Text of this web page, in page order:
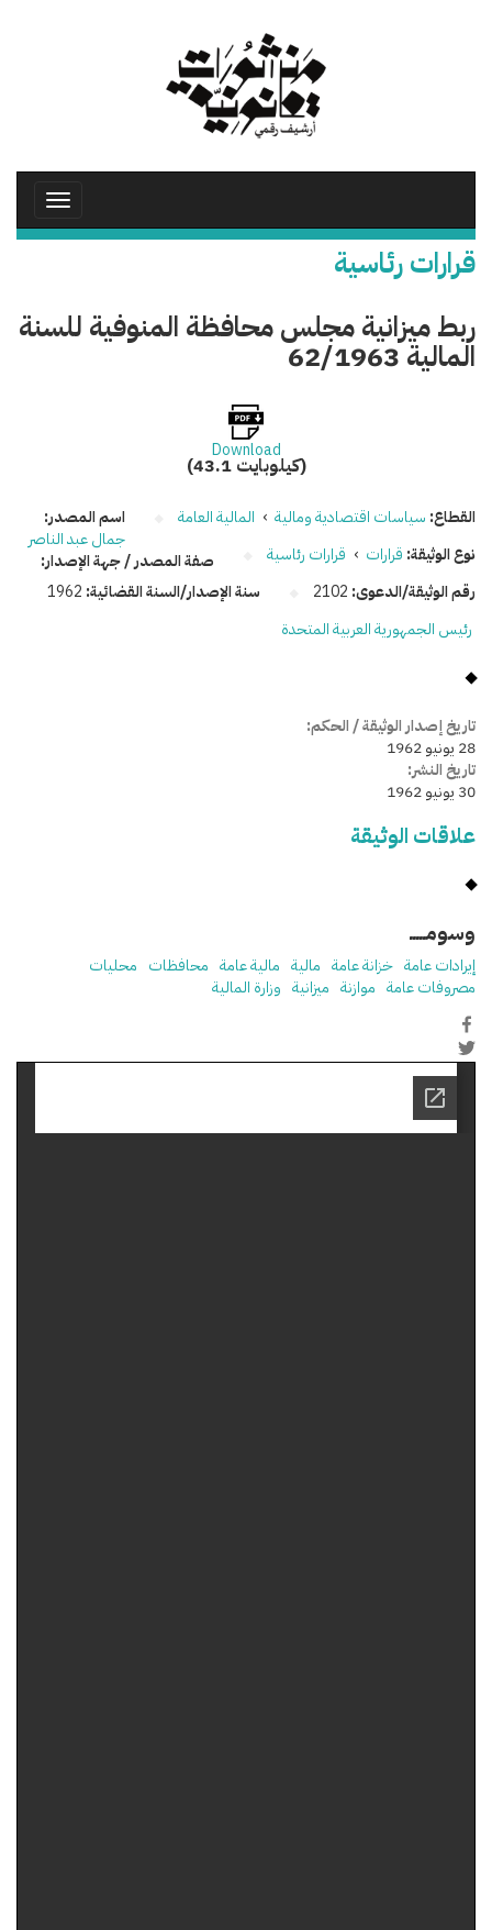
Toggle
قرارات رئاسية
ربط ميزانية مجلس محافظة المنوفية للسنة
المالية 62/1963
Download
(43.1 كيلوبايت)
القطاع: سياسات اقتصادية ومالية › المالية العامة
نوع الوثيقة: قرارات › قرارات رئاسية
رقم الوثيقة/الدعوى: 2102 سنة الإصدار/السنة القضائية: 1962
اسم المصدر:
جمال عبد الناصر
صفة المصدر / جهة الإصدار:
رئيس الجمهورية العربية المتحدة
تاريخ إصدار الوثيقة / الحكم:
28 يونيو 1962
تاريخ النشر:
30 يونيو 1962
علاقات الوثيقة
وسومـــــ
إيرادات عامة خزانة عامة مالية مالية عامة محافظات محليات
مصروفات عامة موازنة ميزانية وزارة المالية